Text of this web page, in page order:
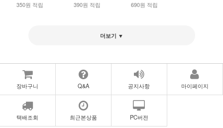
350원 적립 390원 적립 690원 적립
더보기 ▼
장바구니 Q&A 공지사항 마이페이지
택배조회 최근본상품 PC버전